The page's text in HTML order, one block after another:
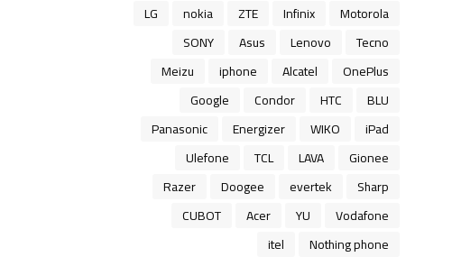
Motorola
Infinix
ZTE
nokia
LG
Tecno
Lenovo
Asus
SONY
OnePlus
Alcatel
iphone
Meizu
BLU
HTC
Condor
Google
iPad
WIKO
Energizer
Panasonic
Gionee
LAVA
TCL
Ulefone
Sharp
evertek
Doogee
Razer
Vodafone
YU
Acer
CUBOT
Nothing phone
itel